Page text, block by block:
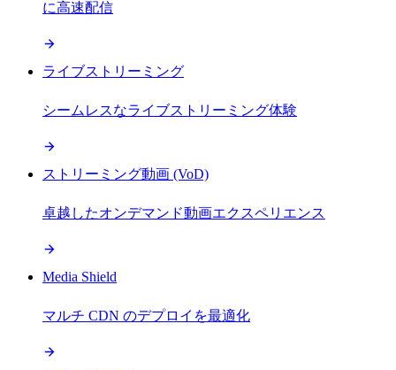
に高速配信
ライブストリーミング
シームレスなライブストリーミング体験
ストリーミング動画 (VoD)
卓越したオンデマンド動画エクスペリエンス
Media Shield
マルチ CDN のデプロイを最適化